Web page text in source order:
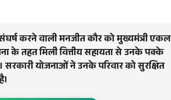
करने वाली मनजीत कौर को मुख्यमंत्री एकल
के तहत मिली वित्तीय सहायता से उनके पक्के
सरकारी योजनाओं ने उनके परिवार को सुरक्षित